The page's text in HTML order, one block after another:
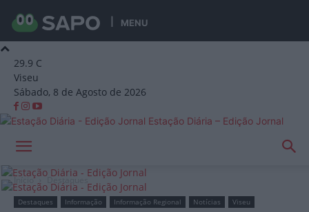
MENU
29.9 C
Viseu
Sábado, 8 de Agosto de 2026
Estação Diária – Edição Jornal
Início Destaques
Destaques Informação Informação Regional Notícias Viseu